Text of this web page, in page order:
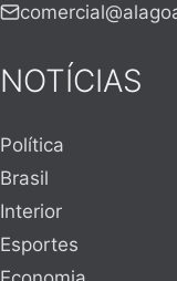
NOTÍCIAS
Política
Brasil
Interior
Esportes